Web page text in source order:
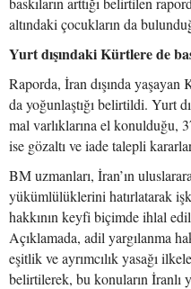
altındaki çocukların da
Yurt dışındaki Kürtlere de
Raporda, İran dışında
da yoğunlaştığı belirtildi. Yurt
mal varlıklarına el konulduğu,
ise gözaltı ve iade talepli
BM uzmanları, İran’ın
yükümlülüklerini hatırlatarak
hakkının keyfi biçimde ihlal
Açıklamada, adil yargılanma
eşitlik ve ayrımcılık yasağı
belirtilerek, bu konuların